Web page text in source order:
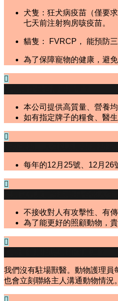
犬隻：狂犬病疫苗（僅要
七天前注射狗房咳疫苗。
貓隻： FVRCP， 能預防
為了保障寵物的健康，避
本公司提供高質量、營養
如有指定牌子的糧食、醫
每年的12月25號、12月26
不接收對人有攻擊性、有
為了能更好的照顧動物，
我們沒有駐場獸醫。動物護理員
也會立刻聯絡主人溝通動物情況